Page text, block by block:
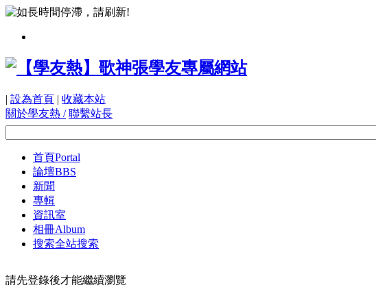
| 設為首頁 | 收藏本站
關於學友熱 / 聯繫站長
首頁Portal
論壇BBS
新聞
專輯
資訊室
相冊Album
搜索全站搜索
請先登錄後才能繼續瀏覽